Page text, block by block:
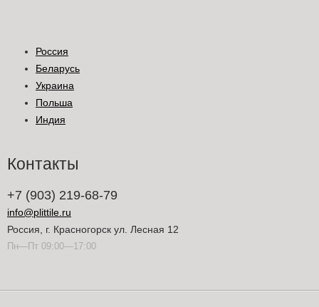
Россия
Беларусь
Украина
Польша
Индия
Контакты
+7 (903) 219-68-79
info@plittile.ru
Россия, г. Красногорск ул. Лесная 12
Пн—Пт 09:00—17:00